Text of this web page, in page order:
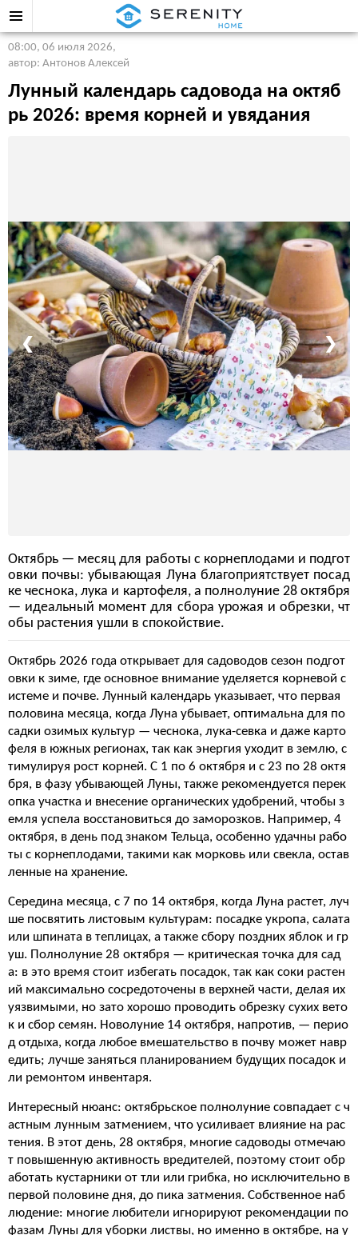
08:00, 06 июля 2026,
автор: Антонов Алексей
Лунный календарь садовода на октяб
рь 2026: время корней и увядания
❮ ❯
Октябрь — месяц для работы с корнеплодами и подгот
овки почвы: убывающая Луна благоприятствует посад
ке чеснока, лука и картофеля, а полнолуние 28 октября
— идеальный момент для сбора урожая и обрезки, чт
обы растения ушли в спокойствие.
Октябрь 2026 года открывает для садоводов сезон подгот
овки к зиме, где основное внимание уделяется корневой с
истеме и почве. Лунный календарь указывает, что первая
половина месяца, когда Луна убывает, оптимальна для по
садки озимых культур — чеснока, лука-севка и даже карто
феля в южных регионах, так как энергия уходит в землю, с
тимулируя рост корней. С 1 по 6 октября и с 23 по 28 октя
бря, в фазу убывающей Луны, также рекомендуется перек
опка участка и внесение органических удобрений, чтобы з
емля успела восстановиться до заморозков. Например, 4
октября, в день под знаком Тельца, особенно удачны рабо
ты с корнеплодами, такими как морковь или свекла, остав
ленные на хранение.
Середина месяца, с 7 по 14 октября, когда Луна растет, луч
ше посвятить листовым культурам: посадке укропа, салата
или шпината в теплицах, а также сбору поздних яблок и гр
уш. Полнолуние 28 октября — критическая точка для сад
а: в это время стоит избегать посадок, так как соки растен
ий максимально сосредоточены в верхней части, делая их
уязвимыми, но зато хорошо проводить обрезку сухих вето
к и сбор семян. Новолуние 14 октября, напротив, — перио
д отдыха, когда любое вмешательство в почву может навр
едить; лучше заняться планированием будущих посадок и
ли ремонтом инвентаря.
Интересный нюанс: октябрьское полнолуние совпадает с ч
астным лунным затмением, что усиливает влияние на рас
тения. В этот день, 28 октября, многие садоводы отмечаю
т повышенную активность вредителей, поэтому стоит обр
аботать кустарники от тли или грибка, но исключительно в
первой половине дня, до пика затмения. Собственное наб
людение: многие любители игнорируют рекомендации по
фазам Луны для уборки листвы, но именно в октябре, на у